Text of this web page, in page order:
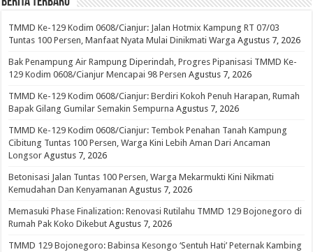
TMMD Ke-129 Kodim 0608/Cianjur: Jalan Hotmix Kampung RT 07/03
Tuntas 100 Persen, Manfaat Nyata Mulai Dinikmati Warga Agustus 7, 2026
Bak Penampung Air Rampung Diperindah, Progres Pipanisasi TMMD Ke-
129 Kodim 0608/Cianjur Mencapai 98 Persen Agustus 7, 2026
TMMD Ke-129 Kodim 0608/Cianjur: Berdiri Kokoh Penuh Harapan, Rumah
Bapak Gilang Gumilar Semakin Sempurna Agustus 7, 2026
TMMD Ke-129 Kodim 0608/Cianjur: Tembok Penahan Tanah Kampung
Cibitung Tuntas 100 Persen, Warga Kini Lebih Aman Dari Ancaman
Longsor Agustus 7, 2026
Betonisasi Jalan Tuntas 100 Persen, Warga Mekarmukti Kini Nikmati
Kemudahan Dan Kenyamanan Agustus 7, 2026
Memasuki Phase Finalization: Renovasi Rutilahu TMMD 129 Bojonegoro di
Rumah Pak Koko Dikebut Agustus 7, 2026
TMMD 129 Bojonegoro: Babinsa Kesongo ‘Sentuh Hati’ Peternak Kambing